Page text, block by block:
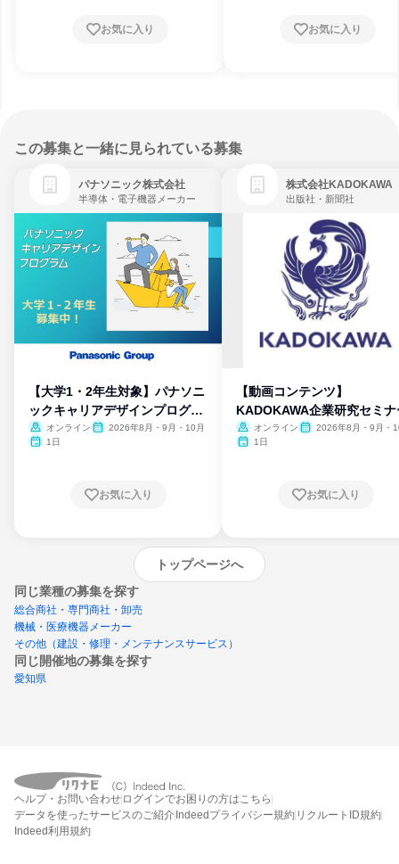
お気に入り お気に入り
この募集と一緒に見られている募集
パナソニック株式会社
半導体・電子機器メーカー
【大学1・2年生対象】パナソニ
ックキャリアデザインプログラ
ム
オンライン
2026年8月・9月・10月
1日
お気に入り
株式会社KADOKAWA
出版社・新聞社
【動画コンテンツ】
KADOKAWA企業研究セミナ
オンライン
2026年8月・9月・
1日
お気に入り
トップページへ
同じ業種の募集を探す
総合商社・専門商社・卸売
機械・医療機器メーカー
その他（建設・修理・メンテナンスサービス）
同じ開催地の募集を探す
愛知県
エントリーするとプログラムの詳細案内を
受け取れるようになります
ヘルプ・お問い合わせ ログインでお困りの方はこちら
データを使ったサービスのご紹介 Indeedプライバシー規約 リクルートID規約
Indeed利用規約